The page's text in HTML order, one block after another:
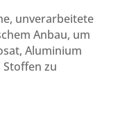
unverarbeitete
Anbau, um
Aluminium
zu